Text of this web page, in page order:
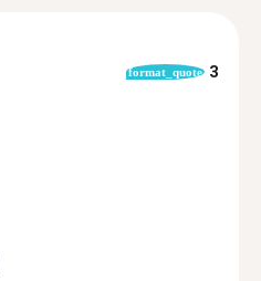
format_quote 3